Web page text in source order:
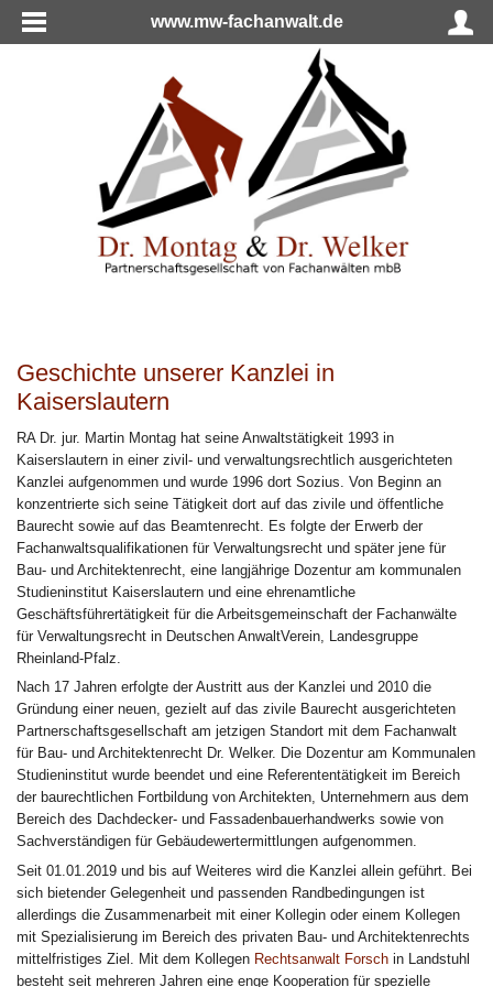
www.mw-fachanwalt.de
Geschichte unserer Kanzlei in
Kaiserslautern
RA Dr. jur. Martin Montag hat seine Anwaltstätigkeit 1993 in
Kaiserslautern in einer zivil- und verwaltungsrechtlich ausgerichteten
Kanzlei aufgenommen und wurde 1996 dort Sozius. Von Beginn an
konzentrierte sich seine Tätigkeit dort auf das zivile und öffentliche
Baurecht sowie auf das Beamtenrecht. Es folgte der Erwerb der
Fachanwaltsqualifikationen für Verwaltungsrecht und später jene für
Bau- und Architektenrecht, eine langjährige Dozentur am kommunalen
Studieninstitut Kaiserslautern und eine ehrenamtliche
Geschäftsführertätigkeit für die Arbeitsgemeinschaft der Fachanwälte
für Verwaltungsrecht in Deutschen AnwaltVerein, Landesgruppe
Rheinland-Pfalz.
Nach 17 Jahren erfolgte der Austritt aus der Kanzlei und 2010 die
Gründung einer neuen, gezielt auf das zivile Baurecht ausgerichteten
Partnerschaftsgesellschaft am jetzigen Standort mit dem Fachanwalt
für Bau- und Architektenrecht Dr. Welker. Die Dozentur am Kommunalen
Studieninstitut wurde beendet und eine Referententätigkeit im Bereich
der baurechtlichen Fortbildung von Architekten, Unternehmern aus dem
Bereich des Dachdecker- und Fassadenbauerhandwerks sowie von
Sachverständigen für Gebäudewertermittlungen aufgenommen.
Seit 01.01.2019 und bis auf Weiteres wird die Kanzlei allein geführt. Bei
sich bietender Gelegenheit und passenden Randbedingungen ist
allerdings die Zusammenarbeit mit einer Kollegin oder einem Kollegen
mit Spezialisierung im Bereich des privaten Bau- und Architektenrechts
mittelfristiges Ziel. Mit dem Kollegen Rechtsanwalt Forsch in Landstuhl
besteht seit mehreren Jahren eine enge Kooperation für spezielle